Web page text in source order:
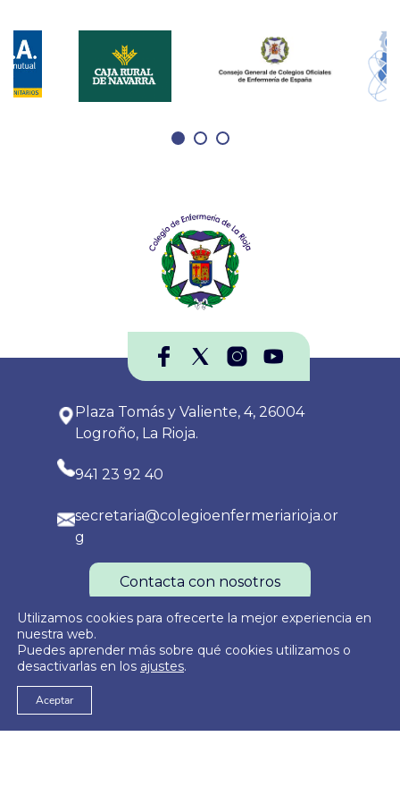
Plaza Tomás y Valiente, 4, 26004
Logroño, La Rioja.
941 23 92 40
secretaria@colegioenfermeriarioja.or
g
Contacta con nosotros
© 2026
Política de Privacidad Política de Cookies
Utilizamos cookies para ofrecerte la mejor experiencia en
nuestra web.
Puedes aprender más sobre qué cookies utilizamos o
desactivarlas en los ajustes.
Aceptar